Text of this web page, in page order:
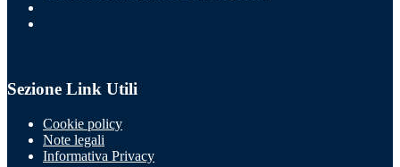
Sezione Link Utili
Cookie policy
Note legali
Informativa Privacy